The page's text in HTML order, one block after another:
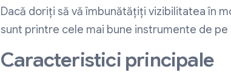
Dacă doriți să vă îmbunătățiți vizibilitatea în
sunt printre cele mai bune instrumente de pe
Caracteristici principale